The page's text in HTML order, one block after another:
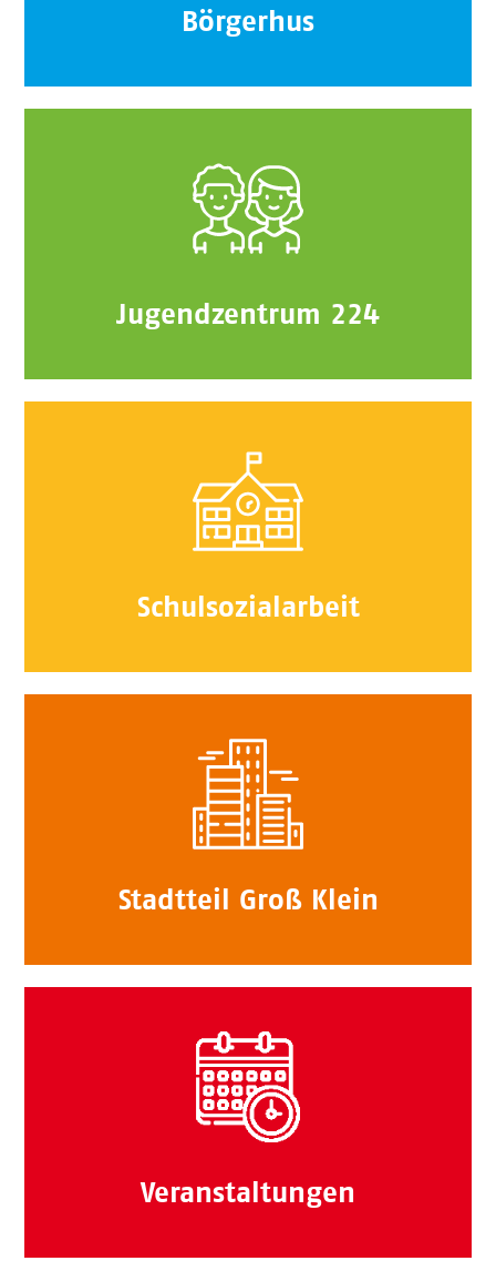
Börgerhus
Jugendzentrum 224
Schulsozialarbeit
Stadtteil Groß Klein
Veranstaltungen